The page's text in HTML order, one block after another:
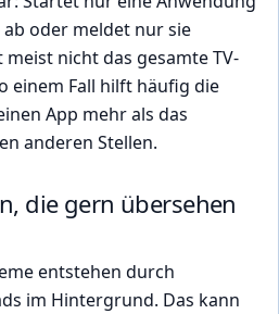
oder meldet nur sie
nicht das gesamte TV-
einem Fall hilft häufig die
App mehr als das
anderen Stellen.
die gern übersehen
entstehen durch
im Hintergrund. Das kann